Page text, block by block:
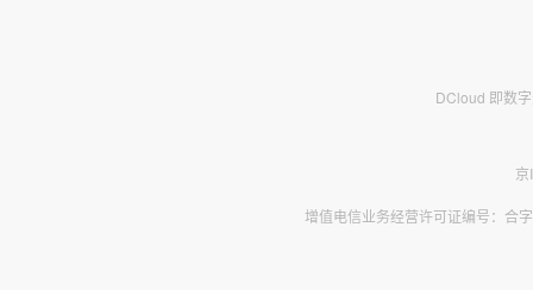
DCloud 即数
增值电信业务经营许可证编号：合